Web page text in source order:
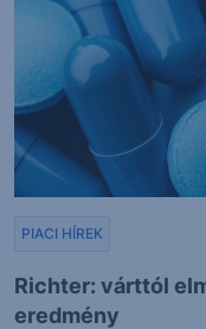
Richter: várttól
eredmény
PIACI HÍREK